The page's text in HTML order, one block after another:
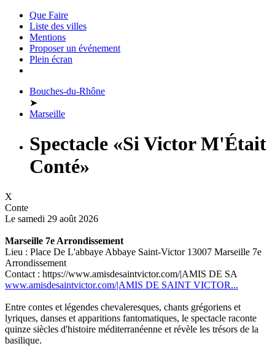
Que Faire
Liste des villes
Mentions
Proposer un événement
Plein écran
Bouches-du-Rhône
➤
Marseille
Spectacle «Si Victor M'Était
Conté»
X
Conte
Le samedi 29 août 2026
Marseille 7e Arrondissement
Lieu : Place De L'abbaye Abbaye Saint-Victor 13007 Marseille 7e
Arrondissement
Contact : https://www.amisdesaintvictor.com/|AMIS DE SA
www.amisdesaintvictor.com/|AMIS DE SAINT VICTOR...
Entre contes et légendes chevaleresques, chants grégoriens et
lyriques, danses et apparitions fantomatiques, le spectacle raconte
quinze siècles d'histoire méditerranéenne et révèle les trésors de la
basilique.